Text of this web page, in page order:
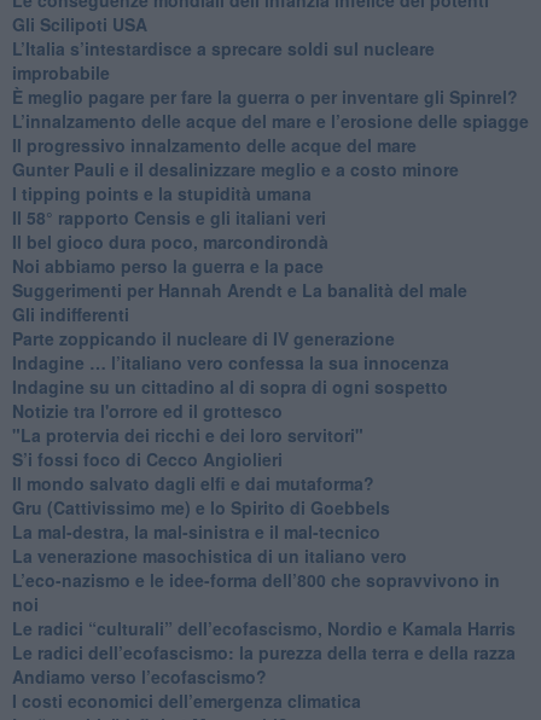
​Gli Scilipoti USA
L’Italia s’intestardisce a sprecare soldi sul nucleare
improbabile
È meglio pagare per fare la guerra o per inventare gli Spinrel?
​L’innalzamento delle acque del mare e l’erosione delle spiagge
​Il progressivo innalzamento delle acque del mare
​Gunter Pauli e il desalinizzare meglio e a costo minore
I tipping points e la stupidità umana
​Il 58° rapporto Censis e gli italiani veri
​Il bel gioco dura poco, marcondirondà
Noi abbiamo perso la guerra e la pace
Suggerimenti per Hannah Arendt e La banalità del male
​Gli indifferenti
Parte zoppicando il nucleare di IV generazione
​Indagine … l’italiano vero confessa la sua innocenza
Indagine su un cittadino al di sopra di ogni sospetto
Notizie tra l'orrore ed il grottesco
"La protervia dei ricchi e dei loro servitori"
S’i fossi foco di Cecco Angiolieri
​Il mondo salvato dagli elfi e dai mutaforma?
Gru (Cattivissimo me) e lo Spirito di Goebbels
​La mal-destra, la mal-sinistra e il mal-tecnico
​La venerazione masochistica di un italiano vero
​L’eco-nazismo e le idee-forma dell’800 che sopravvivono in
noi
​Le radici “culturali” dell’ecofascismo, Nordio e Kamala Harris
Le radici dell’ecofascismo: la purezza della terra e della razza
Andiamo verso l’ecofascismo?
I costi economici dell’emergenza climatica